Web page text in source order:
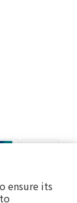
ensure its
款方式。